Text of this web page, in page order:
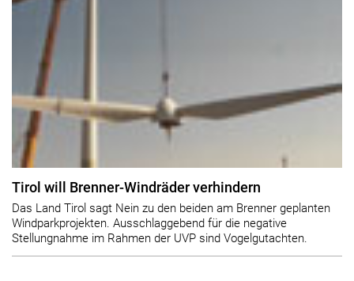
Tirol will Brenner-Windräder verhindern
Das Land Tirol sagt Nein zu den beiden am Brenner geplanten
Windparkprojekten. Ausschlaggebend für die negative
Stellungnahme im Rahmen der UVP sind Vogelgutachten.